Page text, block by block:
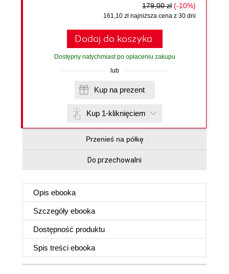
179,00 zł (-10%)
161,10 zł najniższa cena z 30 dni
Dodaj do koszyka
Dostępny natychmiast po opłaceniu zakupu
lub
Kup na prezent
Kup 1-kliknięciem
Przenieś na półkę
Do przechowalni
Opis ebooka
Szczegóły ebooka
Dostępność produktu
Spis treści ebooka